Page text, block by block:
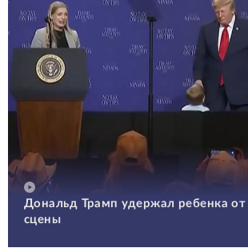
Дональд Трамп удержал ребенка от
сцены